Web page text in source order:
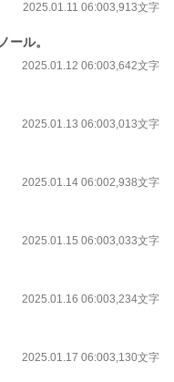
2025.01.11 06:003,913文字
ル。
2025.01.12 06:003,642文字
2025.01.13 06:003,013文字
2025.01.14 06:002,938文字
2025.01.15 06:003,033文字
2025.01.16 06:003,234文字
2025.01.17 06:003,130文字